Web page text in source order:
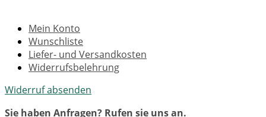
Mein Konto
Wunschliste
Liefer- und Versandkosten
Widerrufsbelehrung
Widerruf absenden
Sie haben Anfragen? Rufen sie uns an.